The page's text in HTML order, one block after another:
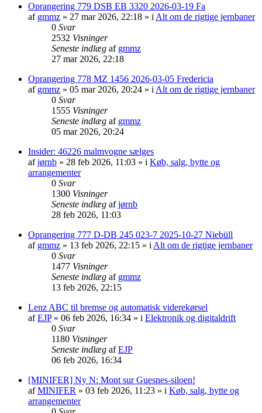
Oprangering 779 DSB EB 3320 2026-03-19 Fa
af gmmz » 27 mar 2026, 22:18 » i Alt om de rigtige jernbaner
0 Svar
2532 Visninger
Seneste indlæg af gmmz
27 mar 2026, 22:18
Oprangering 778 MZ 1456 2026-03-05 Fredericia
af gmmz » 05 mar 2026, 20:24 » i Alt om de rigtige jernbaner
0 Svar
1555 Visninger
Seneste indlæg af gmmz
05 mar 2026, 20:24
Insider: 46226 malmvogne sælges
afjørnb » 28 feb 2026, 11:03 » i Køb, salg, bytte og
arrangementer
0 Svar
1300 Visninger
Seneste indlæg afjørnb
28 feb 2026, 11:03
Oprangering 777 D-DB 245 023-7 2025-10-27 Niebüll
af gmmz » 13 feb 2026, 22:15 » i Alt om de rigtige jernbaner
0 Svar
1477 Visninger
Seneste indlæg af gmmz
13 feb 2026, 22:15
Lenz ABC til bremse og automatisk viderekørsel
afEJP» 06 feb 2026, 16:34 » i Elektronik og digitaldrift
0 Svar
1180 Visninger
Seneste indlæg afEJP
06 feb 2026, 16:34
[MINIFER] Ny N: Mont sur Guesnes-siloen!
afMINIFER » 03 feb 2026, 11:23 » i Køb, salg, bytte og
arrangementer